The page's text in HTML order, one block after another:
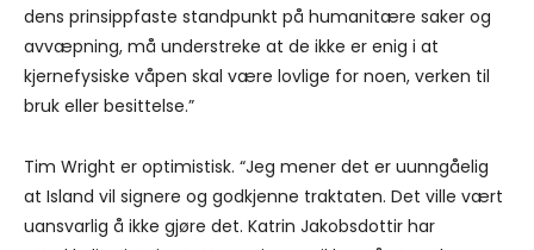
dens prinsippfaste standpunkt på humanitære saker og
avvæpning, må understreke at de ikke er enig i at
kjernefysiske våpen skal være lovlige for noen, verken til
bruk eller besittelse.”
Tim Wright er optimistisk. “Jeg mener det er uunngåelig
at Island vil signere og godkjenne traktaten. Det ville vært
uansvarlig å ikke gjøre det. Katrin Jakobsdottir har